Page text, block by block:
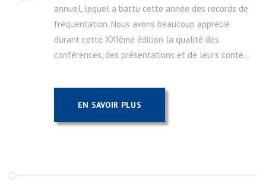
annuel, lequel a battu cette année des records de
fréquentation. Nous avons beaucoup apprécié
durant cette XXIème édition la qualité des
conférences, des présentations et de leurs conte...
EN SAVOIR PLUS